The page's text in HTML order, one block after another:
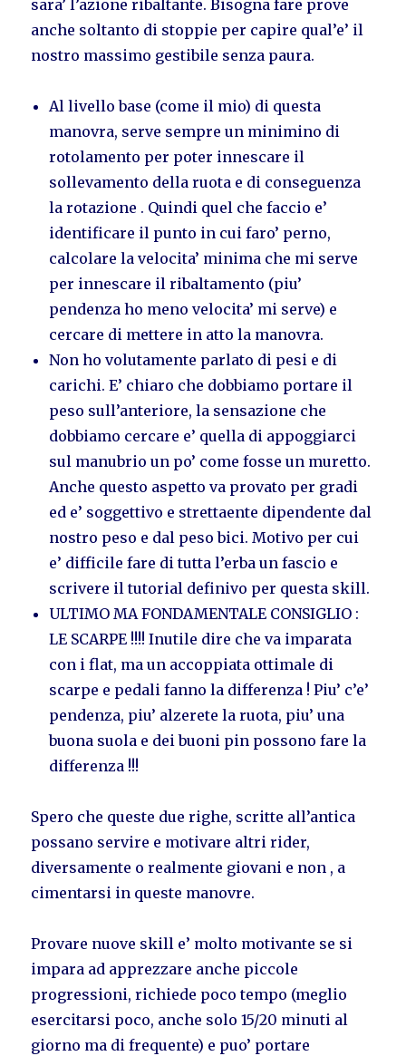
sara’ l’azione ribaltante. Bisogna fare prove
anche soltanto di stoppie per capire qual’e’ il
nostro massimo gestibile senza paura.
Al livello base (come il mio) di questa
manovra, serve sempre un minimino di
rotolamento per poter innescare il
sollevamento della ruota e di conseguenza
la rotazione . Quindi quel che faccio e’
identificare il punto in cui faro’ perno,
calcolare la velocita’ minima che mi serve
per innescare il ribaltamento (piu’
pendenza ho meno velocita’ mi serve) e
cercare di mettere in atto la manovra.
Non ho volutamente parlato di pesi e di
carichi. E’ chiaro che dobbiamo portare il
peso sull’anteriore, la sensazione che
dobbiamo cercare e’ quella di appoggiarci
sul manubrio un po’ come fosse un muretto.
Anche questo aspetto va provato per gradi
ed e’ soggettivo e strettaente dipendente dal
nostro peso e dal peso bici. Motivo per cui
e’ difficile fare di tutta l’erba un fascio e
scrivere il tutorial definivo per questa skill.
ULTIMO MA FONDAMENTALE CONSIGLIO :
LE SCARPE !!!! Inutile dire che va imparata
con i flat, ma un accoppiata ottimale di
scarpe e pedali fanno la differenza ! Piu’ c’e’
pendenza, piu’ alzerete la ruota, piu’ una
buona suola e dei buoni pin possono fare la
differenza !!!
Spero che queste due righe, scritte all’antica
possano servire e motivare altri rider,
diversamente o realmente giovani e non , a
cimentarsi in queste manovre.
Provare nuove skill e’ molto motivante se si
impara ad apprezzare anche piccole
progressioni, richiede poco tempo (meglio
esercitarsi poco, anche solo 15/20 minuti al
giorno ma di frequente) e puo’ portare